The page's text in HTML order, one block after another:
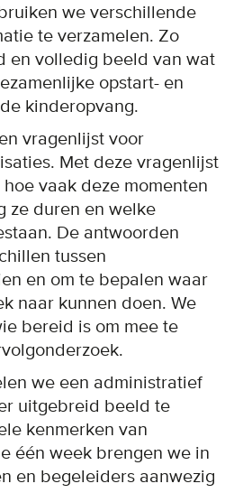
we verschillende
te verzamelen. Zo
en volledig beeld van wat
opstart- en
kinderopvang.
vragenlijst voor
Met deze vragenlijst
vaak deze momenten
ze duren en welke
De antwoorden
tussen
en om te bepalen waar
naar kunnen doen. We
bereid is om mee te
we een administratief
uitgebreid beeld te
kenmerken van
één week brengen we in
en begeleiders aanwezig